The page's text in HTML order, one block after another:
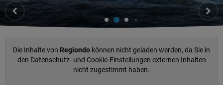
Die Inhalte von Regiondo können nicht geladen werden, da Sie in
den Datenschutz- und Cookie-Einstellungen externen Inhalten
nicht zugestimmt haben.